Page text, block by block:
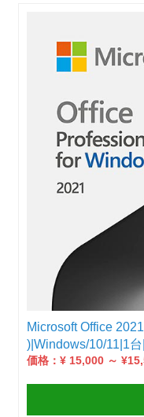
Microsoft Office
)|Windows/10/11|1台|
価格：¥ 15,000 ～